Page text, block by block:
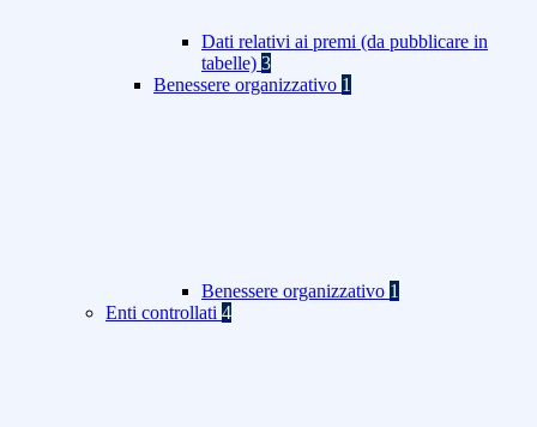
Dati relativi ai premi (da pubblicare in
tabelle) 3
Benessere organizzativo 1
Benessere organizzativo 1
Enti controllati 4